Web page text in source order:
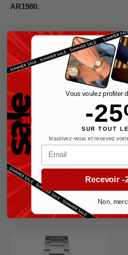
AR1980.
Vous aimerez
Emporio Armani Mario
AR11352 Argent Beige
Emporio Armani Homme
419,00
Le
prix
est :
Vous voulez profiter
-
SUR TOUT
Inscrivez-vous et recevez
Email
Recevoir -
Non, merci